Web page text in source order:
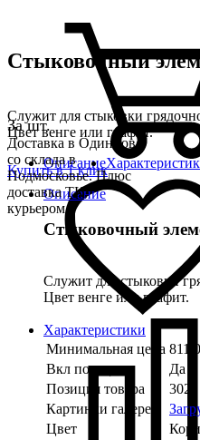
За шт.
Доставка в Одинцово
со склада в
Подмосковье. Плюс
доставка ТК,
курьером
Купить в 1 клик
Стыковочный
Служит для стыковки
Цвет венге или графит.
Описание
Описание
Стыковочный
Служит для стыковки
Цвет венге или графит.
Характеристики
Минимальная цена
Вкл позицию
Да
Позиция товара
302
Картинки галереи
Цвет